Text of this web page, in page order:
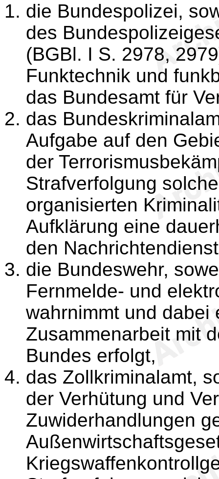
die Bundespolizei,
des
(BGBl. I S. 2978,
Funktechnik und
das Bundesamt für
das
Aufgabe auf den
der
Strafverfolgung
organisierten
Aufklärung eine
den
die Bundeswehr,
Fernmelde- und
wahrnimmt und dabei
Zusammenarbeit mit
Bundes erfolgt,
das Zollkriminalamt,
der Verhütung und
Zuwiderhandlungen